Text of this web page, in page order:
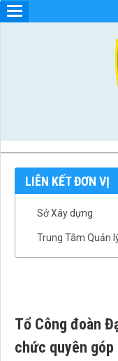
LIÊN KẾT ĐƠN VỊ
Sở Xây dựng
Trung Tâm Quản
Tổ Công đoàn
chức quyên